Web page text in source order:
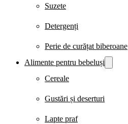
Suzete
Detergenți
Perie de curățat biberoane
Alimente pentru bebeluși
Cereale
Gustări și deserturi
Lapte praf